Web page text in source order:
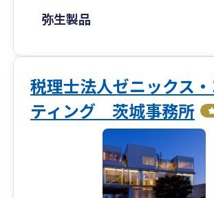
弥生製品
税理士法人ゼニックス
ティング 茨城事務所